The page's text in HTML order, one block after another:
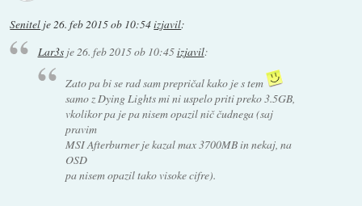
Senitel je26. feb 2015 ob 10:54izjavil:
Lar3sje 26. feb 2015 ob 10:45izjavil:
Zato pa bi se rad sam prepričal kako je s tem
samo z Dying Lights mi ni uspelo priti preko 3.5GB,
vkolikor pa je pa nisem opazil nič čudnega (saj
pravim
MSI Afterburner je kazal max 3700MB in nekaj, na
OSD
pa nisem opazil tako visoke cifre).